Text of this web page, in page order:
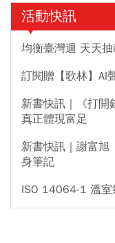
活動快訊
均衡臺灣週 天天抽
訂閱贈【歌林】AI
新書快訊｜《打開
真正體現富足
新書快訊｜謝富旭
身筆記
ISO 14064-1 溫